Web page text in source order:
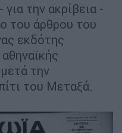
την ακρίβεια -
του άρθρου του
εκδότης
την
του Μεταξά.